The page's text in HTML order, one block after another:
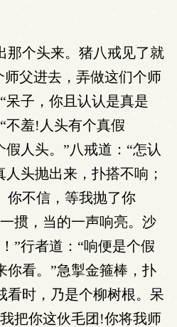
个头来。猪八戒见了就
父进去，弄做这们个师
呆子，你且认认是真是
不羞!人头有个真假
人头。”八戒道：“怎认
头抛出来，扑搭不响；
你不信，等我抛了你
掼，当的一声响亮。沙
”行者道：“响便是个假
你看。”急掣金箍棒，扑
看时，乃是个柳树根。呆
把你这伙毛团!你将我师